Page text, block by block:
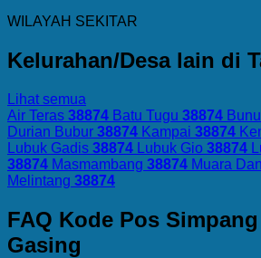
WILAYAH SEKITAR
Kelurahan/Desa lain di
Lihat semua
Air Teras 38874 Batu Tugu 38874
Durian Bubur 38874 Kampai 38874
Lubuk Gadis 38874 Lubuk Gio 38874
38874 Masmambang 38874 Muara
Melintang 38874
FAQ Kode Pos
Gasing